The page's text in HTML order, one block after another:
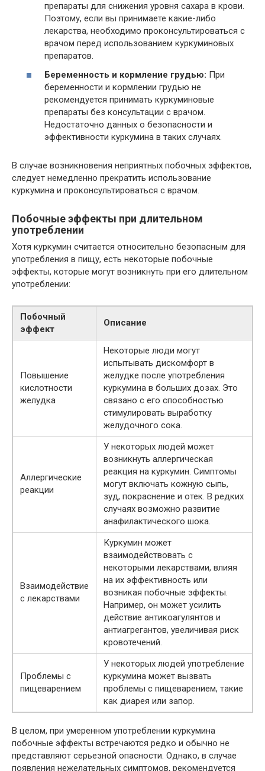
препараты для снижения уровня сахара в крови.
Поэтому, если вы принимаете какие-либо
лекарства, необходимо проконсультироваться с
врачом перед использованием куркуминовых
препаратов.
Беременность и кормление грудью: При
беременности и кормлении грудью не
рекомендуется принимать куркуминовые
препараты без консультации с врачом.
Недостаточно данных о безопасности и
эффективности куркумина в таких случаях.
В случае возникновения неприятных побочных эффектов,
следует немедленно прекратить использование
куркумина и проконсультироваться с врачом.
Побочные эффекты при длительном
употреблении
Хотя куркумин считается относительно безопасным для
употребления в пищу, есть некоторые побочные
эффекты, которые могут возникнуть при его длительном
употреблении:
Побочный
эффект
Описание
Повышение
кислотности
желудка
Некоторые люди могут
испытывать дискомфорт в
желудке после употребления
куркумина в больших дозах. Это
связано с его способностью
стимулировать выработку
желудочного сока.
Аллергические
реакции
У некоторых людей может
возникнуть аллергическая
реакция на куркумин. Симптомы
могут включать кожную сыпь,
зуд, покраснение и отек. В редких
случаях возможно развитие
анафилактического шока.
Взаимодействие
с лекарствами
Куркумин может
взаимодействовать с
некоторыми лекарствами, влияя
на их эффективность или
возникая побочные эффекты.
Например, он может усилить
действие антикоагулянтов и
антиагрегантов, увеличивая риск
кровотечений.
Проблемы с
пищеварением
У некоторых людей употребление
куркумина может вызвать
проблемы с пищеварением, такие
как диарея или запор.
В целом, при умеренном употреблении куркумина
побочные эффекты встречаются редко и обычно не
представляют серьезной опасности. Однако, в случае
появления нежелательных симптомов, рекомендуется